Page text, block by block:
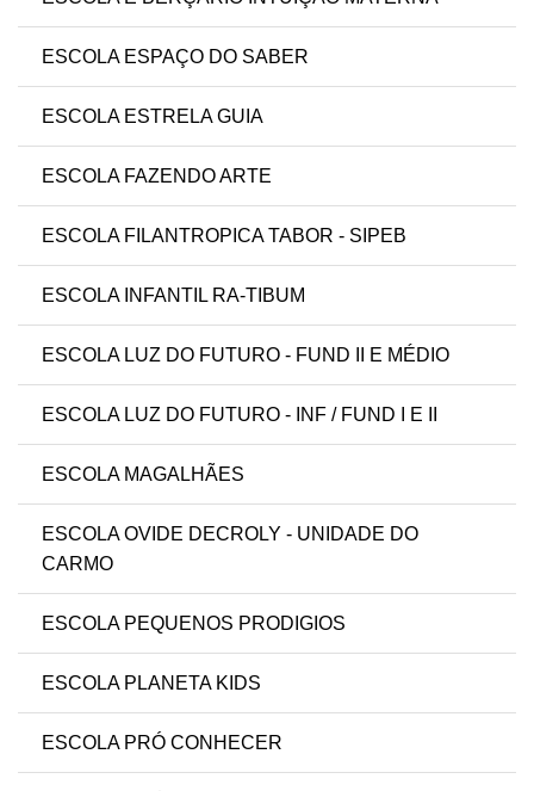
ESCOLA ESPAÇO DO SABER
ESCOLA ESTRELA GUIA
ESCOLA FAZENDO ARTE
ESCOLA FILANTROPICA TABOR - SIPEB
ESCOLA INFANTIL RA-TIBUM
ESCOLA LUZ DO FUTURO - FUND II E MÉDIO
ESCOLA LUZ DO FUTURO - INF / FUND I E II
ESCOLA MAGALHÃES
ESCOLA OVIDE DECROLY - UNIDADE DO
CARMO
ESCOLA PEQUENOS PRODIGIOS
ESCOLA PLANETA KIDS
ESCOLA PRÓ CONHECER